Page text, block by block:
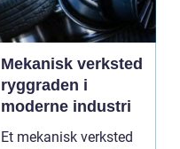
Mekanisk verksted
ryggraden i
moderne industri
Et mekanisk verksted